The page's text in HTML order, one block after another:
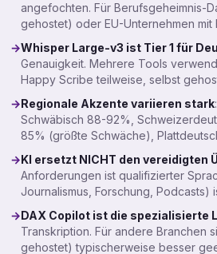
angefochten. Für Berufsgeheimnis-
gehostet) oder EU-Unternehmen
→Whisper Large-v3 ist Tier 1 für
Genauigkeit. Mehrere Tools
Happy Scribe teilweise, selbst
→Regionale Akzente variieren stark
Schwäbisch 88-92%,
85% (größte Schwäche),
→KI ersetzt NICHT den vereidigten
Anforderungen ist qualifizierter
Journalismus, Forschung, Podcasts)
→DAX Copilot ist die spezialisierte
Transkription. Für andere Branchen
gehostet) typischerweise besser